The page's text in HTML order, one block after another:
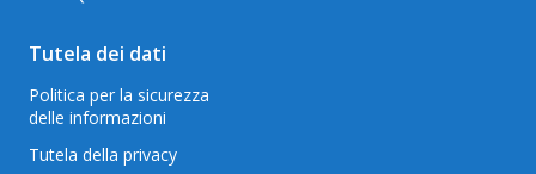
Tutela dei dati
Politica per la sicurezza
delle informazioni
Tutela della privacy